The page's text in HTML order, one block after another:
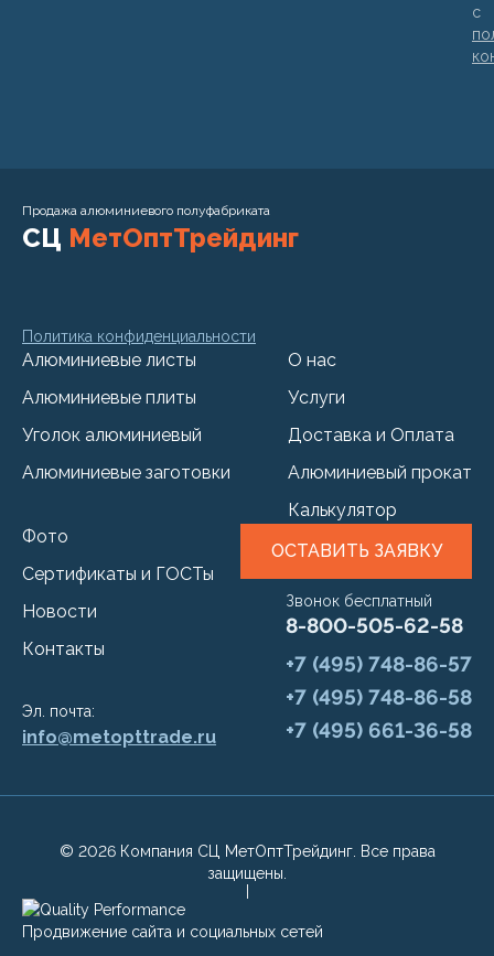
с
Продажа алюминиевого полуфабриката
СЦ МетОптТрейдинг
Политика конфиденциальности
Алюминиевые листы
Алюминиевые плиты
Уголок алюминиевый
Алюминиевые заготовки
О нас
Услуги
Доставка и Оплата
Алюминиевый прокат
Калькулятор
Фото
Сертификаты и ГОСТы
Новости
Контакты
Эл. почта:
info@metopttrade.ru
ОСТАВИТЬ ЗАЯВКУ
Звонок бесплатный
8-800-505-62-58
+7 (495) 748-86-57
+7 (495) 748-86-58
+7 (495) 661-36-58
© 2026 Компания СЦ МетОптТрейдинг. Все права
защищены.
Продвижение сайта и социальных сетей